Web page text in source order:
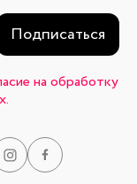
Подписаться
на обработку